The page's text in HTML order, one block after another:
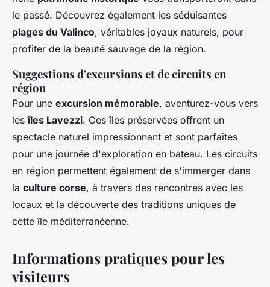
le passé. Découvrez également les séduisantes
plages du Valinco, véritables joyaux naturels, pour
profiter de la beauté sauvage de la région.
Suggestions d'excursions et de circuits en
région
Pour une excursion mémorable, aventurez-vous vers
lesîles Lavezzi. Ces îles préservées offrent un
spectacle naturel impressionnant et sont parfaites
pour une journée d'exploration en bateau. Les circuits
en région permettent également de s'immerger dans
la culture corse, à travers des rencontres avec les
locaux et la découverte des traditions uniques de
cette île méditerranéenne.
Informations pratiques pour les
visiteurs